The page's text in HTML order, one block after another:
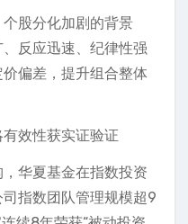
股分化加剧的背景
反应迅速、纪律性强
偏差，提升组合整体
效性获实证验证
华夏基金在指数投资
指数团队管理规模超9